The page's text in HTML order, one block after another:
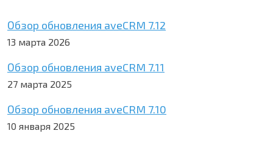
Обзор обновления aveCRM 7.12
13 марта 2026
Обзор обновления aveCRM 7.11
27 марта 2025
Обзор обновления aveCRM 7.10
10 января 2025